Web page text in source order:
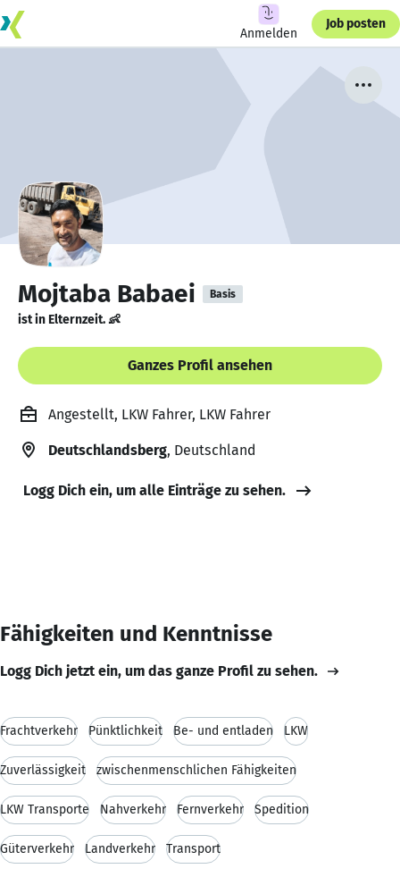
Anmelden
Job posten
Mojtaba Babaei Basis
ist in Elternzeit. 👶
Ganzes Profil ansehen
Angestellt, LKW Fahrer, LKW Fahrer
Deutschlandsberg, Deutschland
Logg Dich ein, um alle Einträge zu sehen.
Fähigkeiten und Kenntnisse
Logg Dich jetzt ein, um das ganze Profil zu sehen.
Frachtverkehr Pünktlichkeit Be- und entladen LKW
Zuverlässigkeit zwischenmenschlichen Fähigkeiten
LKW Transporte Nahverkehr Fernverkehr Spedition
Güterverkehr Landverkehr Transport